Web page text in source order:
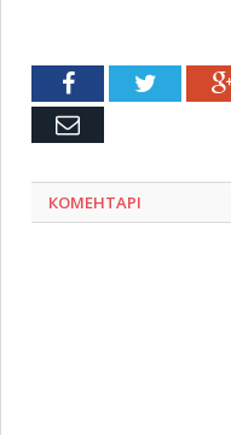
FacebookTwitter
Емейл
КОМЕНТАРІ